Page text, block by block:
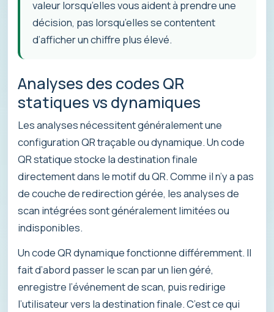
valeur lorsqu’elles vous aident à prendre une
décision, pas lorsqu’elles se contentent
d’afficher un chiffre plus élevé.
Analyses des codes QR
statiques vs dynamiques
Les analyses nécessitent généralement une
configuration QR traçable ou dynamique. Un code
QR statique stocke la destination finale
directement dans le motif du QR. Comme il n’y a pas
de couche de redirection gérée, les analyses de
scan intégrées sont généralement limitées ou
indisponibles.
Un code QR dynamique fonctionne différemment. Il
fait d’abord passer le scan par un lien géré,
enregistre l’événement de scan, puis redirige
l’utilisateur vers la destination finale. C’est ce qui